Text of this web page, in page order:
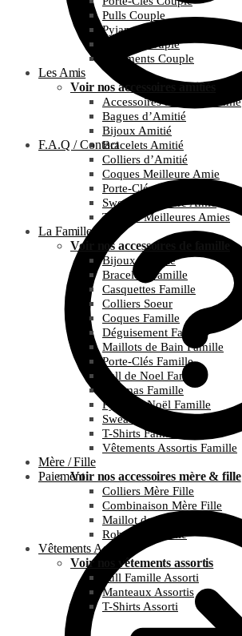
F.A.Q / Contact
Paiement
Pulls Couple
Pyjamas Couple
T-Shirts Couple
Vêtements Couple
Les Amis
Voir nos accessoires amitiés
Accessoires Meilleure Amie
Bagues d’Amitié
Bijoux Amitié
Bracelets Amitié
Colliers d’Amitié
Coques Meilleure Amie
Porte-Clés Amitié
Sweats Meilleure Amie
T-Shirts Meilleures Amies
La Famille
Voir nos accessoires de famille
Bijoux Famille
Bracelets Famille
Casquettes Famille
Colliers Soeur
Coques Famille
Déguisement Famille
Maillots de Bain Famille
Porte-Clés Famille
Pull de Noel Famille
Pyjamas Famille
Pyjamas Noël Famille
Sweats Famille
T-Shirts Famille
Vêtements Assortis Famille
Mère / Fille
Voir nos accessoires mère & fille
Colliers Mère Fille
Combinaison Mère Fille
Maillot de bain Mère Fille
Robes Mère Fille
Vêtements Assortis
Voir nos vêtements assortis
Pull Famille Assorti
Manteaux Assortis
T-Shirts Assorti